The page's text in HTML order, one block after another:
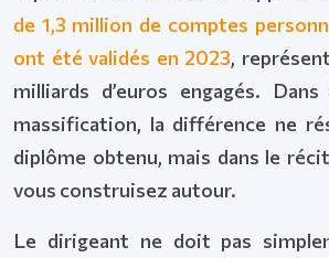
de 1,3 million de comptes
ont été validés en 2023,
milliards d’euros engagés.
massification, la différence ne
diplôme obtenu, mais dans le
vous construisez autour.
Le dirigeant ne doit pas